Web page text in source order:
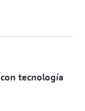
tecnología